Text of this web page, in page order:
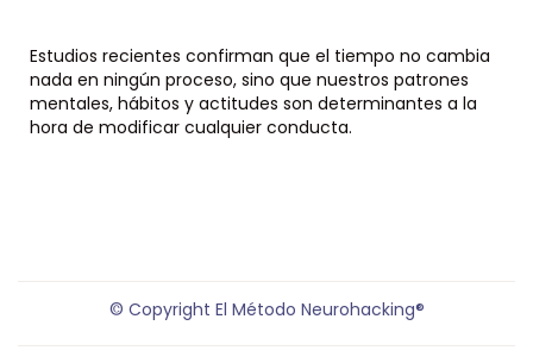
Estudios recientes confirman que el tiempo no cambia
nada en ningún proceso, sino que nuestros patrones
mentales, hábitos y actitudes son determinantes a la
hora de modificar cualquier conducta.
© Copyright El Método Neurohacking®